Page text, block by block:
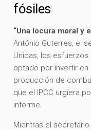
fósiles
“Una locura moral y
António Guterres, el
Unidas, los
optado por invertir en
producción de
que el IPCC urgiera
informe.
Mientras el